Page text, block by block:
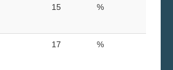
15 %
17 %